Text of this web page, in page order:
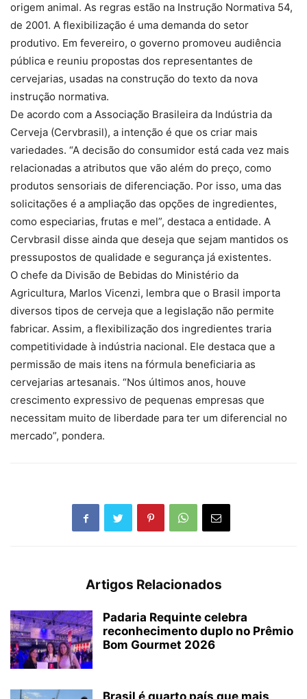
origem animal. As regras estão na Instrução Normativa 54,
de 2001. A flexibilização é uma demanda do setor
produtivo. Em fevereiro, o governo promoveu audiência
pública e reuniu propostas dos representantes de
cervejarias, usadas na construção do texto da nova
instrução normativa.
De acordo com a Associação Brasileira da Indústria da
Cerveja (Cervbrasil), a intenção é que os criar mais
variedades. “A decisão do consumidor está cada vez mais
relacionadas a atributos que vão além do preço, como
produtos sensoriais de diferenciação. Por isso, uma das
solicitações é a ampliação das opções de ingredientes,
como especiarias, frutas e mel”, destaca a entidade. A
Cervbrasil disse ainda que deseja que sejam mantidos os
pressupostos de qualidade e segurança já existentes.
O chefe da Divisão de Bebidas do Ministério da
Agricultura, Marlos Vicenzi, lembra que o Brasil importa
diversos tipos de cerveja que a legislação não permite
fabricar. Assim, a flexibilização dos ingredientes traria
competitividade à indústria nacional. Ele destaca que a
permissão de mais itens na fórmula beneficiaria as
cervejarias artesanais. “Nos últimos anos, houve
crescimento expressivo de pequenas empresas que
necessitam muito de liberdade para ter um diferencial no
mercado”, pondera.
Artigos Relacionados
Padaria Requinte celebra
reconhecimento duplo no Prêmio
Bom Gourmet 2026